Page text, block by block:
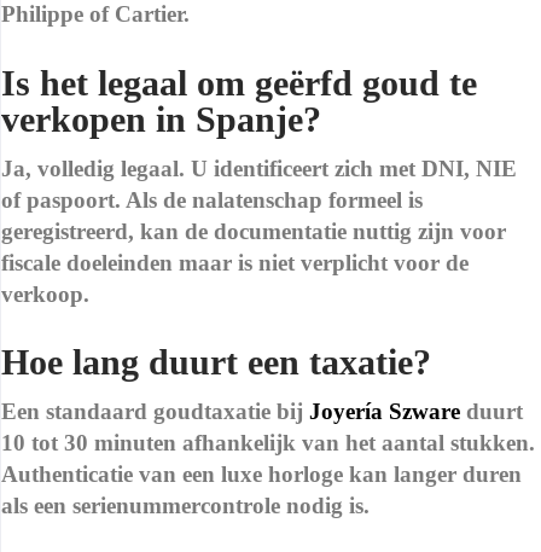
Philippe of Cartier.
Is het legaal om geërfd goud te
verkopen in Spanje?
Ja, volledig legaal. U identificeert zich met DNI, NIE
of paspoort. Als de nalatenschap formeel is
geregistreerd, kan de documentatie nuttig zijn voor
fiscale doeleinden maar is niet verplicht voor de
verkoop.
Hoe lang duurt een taxatie?
Een standaard goudtaxatie bij Joyería Szware duurt
10 tot 30 minuten afhankelijk van het aantal stukken.
Authenticatie van een luxe horloge kan langer duren
als een serienummercontrole nodig is.